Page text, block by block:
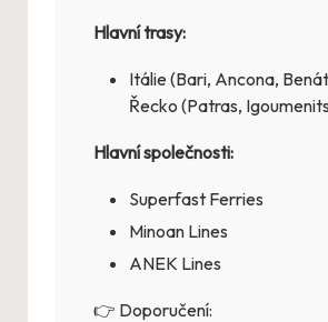
Hlavní trasy:
Itálie (Bari, Ancona,
Řecko (Patras,
Hlavní společnosti:
Superfast Ferries
Minoan Lines
ANEK Lines
👉 Doporučení: